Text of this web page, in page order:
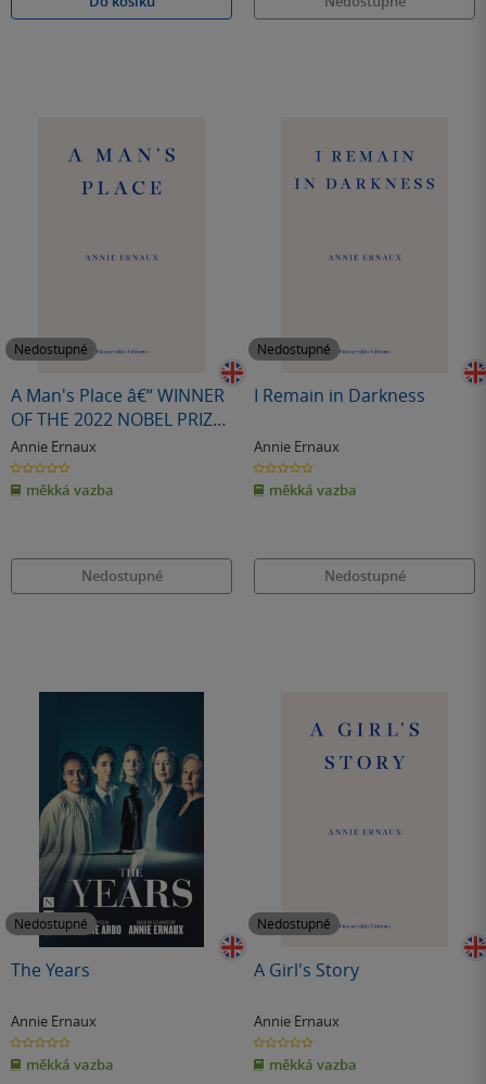
Nedostupné
A Man's Place â€“ WINNER
OF THE 2022 NOBEL PRIZE
IN LITERATURE
Annie Ernaux
0.0
z
5
hvězdiček
měkká vazba
Nedostupné
Nedostupné
I Remain in Darkness
Annie Ernaux
0.0
z
5
hvězdiček
měkká vazba
Nedostupné
Nedostupné
The Years
Annie Ernaux
0.0
z
5
hvězdiček
měkká vazba
Nedostupné
A Girl's Story
Annie Ernaux
0.0
z
5
hvězdiček
měkká vazba